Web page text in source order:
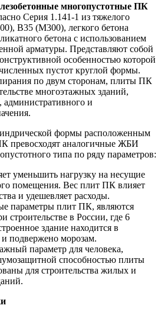
многопустотные ПК
Серия 1.141-1 из тяжелого
В35 (М300), легкого бетона
бетона с использованием
арматуры. Представляют собой
особенностью которой
пустот круглой формы.
по двум сторонам, плиты ПК
многоэтажных зданий,
и
формы расположенным
превосходят аналогичные ЖБИ
типа по ряду параметров:
уменьшить нагрузку на несущие
помещения. Вес плит ПК влияет
и удешевляет расходы.
параметры плит ПК, являются
строительстве в России, где 6
здание находится в
подвержено морозам.
параметр для человека,
способностью плиты
для строительства жилых и